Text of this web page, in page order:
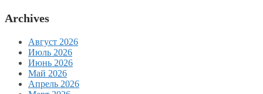
Archives
Август 2026
Июль 2026
Июнь 2026
Май 2026
Апрель 2026